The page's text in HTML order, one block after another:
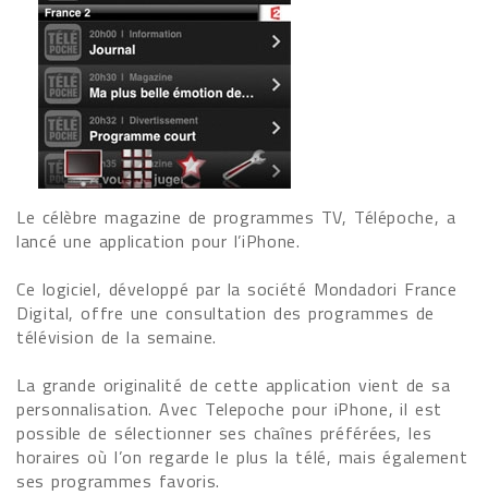
Le célèbre magazine de programmes TV, Télépoche, a
lancé une application pour l’iPhone.
Ce logiciel, développé par la société Mondadori France
Digital, offre une consultation des programmes de
télévision de la semaine.
La grande originalité de cette application vient de sa
personnalisation. Avec Telepoche pour iPhone, il est
possible de sélectionner ses chaînes préférées, les
horaires où l’on regarde le plus la télé, mais également
ses programmes favoris.